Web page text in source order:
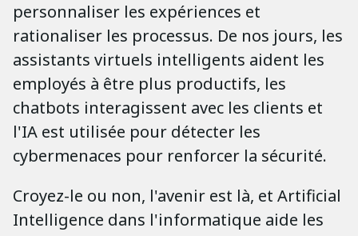
personnaliser les expériences et
rationaliser les processus. De nos jours, les
assistants virtuels intelligents aident les
employés à être plus productifs, les
chatbots interagissent avec les clients et
l'IA est utilisée pour détecter les
cybermenaces pour renforcer la sécurité.
Croyez-le ou non, l'avenir est là, et Artificial
Intelligence dans l'informatique aide les